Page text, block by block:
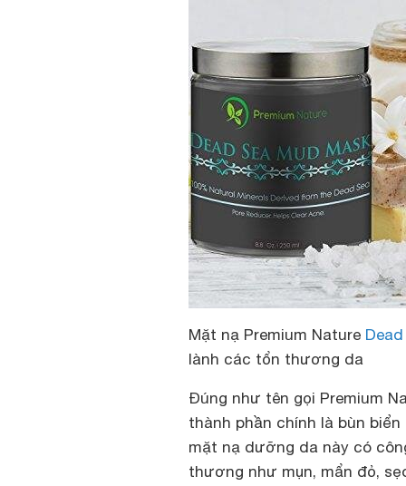
Mặt nạ Premium Nature
lành các tổn thương da
Đúng như tên gọi Premium
thành phần chính là bùn
mặt nạ dưỡng da này có
thương như mụn, mẩn đỏ,